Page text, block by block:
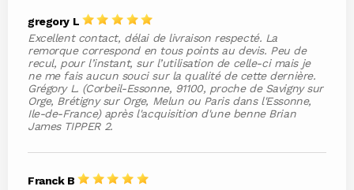
gregory L
Excellent contact, délai de livraison respecté. La
remorque correspond en tous points au devis. Peu de
recul, pour l’instant, sur l’utilisation de celle-ci mais je
ne me fais aucun souci sur la qualité de cette dernière.
Grégory L. (Corbeil-Essonne, 91100, proche de Savigny sur
Orge, Brétigny sur Orge, Melun ou Paris dans l'Essonne,
Ile-de-France) après l'acquisition d'une benne Brian
James TIPPER 2.
Franck B